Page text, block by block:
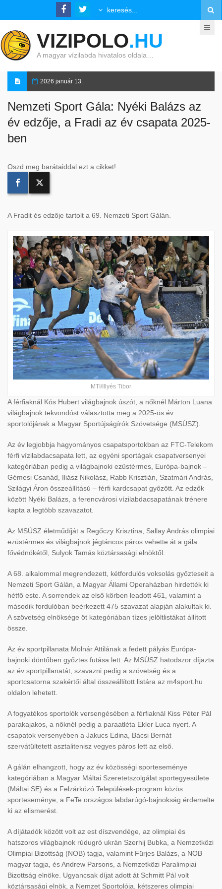
VIZIPOLO.HU
A magyar vízilabda hivatalos oldala…
2026 január 13.
Nemzeti Sport Gála: Nyéki Balázs az
év edzője, a Fradi az év csapata 2025-
ben
Oszd meg barátaiddal ezt a cikket!
A Fradit és edzője tartolt a 69. Nemzeti Sport Gálán.
MTI/Illyés Tibor
A férfiaknál Kós Hubert világbajnok úszót, a nőknél Márton Luana
világbajnok tekvondóst választotta meg a 2025-ös év
sportolójának a Magyar Sportújságírók Szövetsége (MSÚSZ).
Az év legjobbja hagyományos csapatsportokban az FTC-Telekom
férfi vízilabdacsapata lett, az egyéni sportágak csapatversenyei
kategóriában pedig a világbajnoki ezüstérmes, Európa-bajnok –
Gémesi Csanád, Iliász Nikolász, Rabb Krisztián, Szatmári András,
Szilágyi Áron összeállítású – férfi kardcsapat győzött. Az edzők
között Nyéki Balázs, a ferencvárosi vízilabdacsapatának trénere
kapta a legtöbb szavazatot.
Az MSÚSZ életműdíját a Regőczy Krisztina, Sallay András olimpiai
ezüstérmes és világbajnok jégtáncos páros vehette át a gála
fővédnökétől, Sulyok Tamás köztársasági elnöktől.
A 68. alkalommal megrendezett, kétfordulós voksolás győzteseit a
Nemzeti Sport Gálán, a Magyar Állami Operaházban hirdették ki
hétfő este. A sorrendek az első körben leadott 461, valamint a
második fordulóban beérkezett 475 szavazat alapján alakultak ki.
A szövetség elnöksége öt kategóriában tízes jelöltlistákat állított
össze.
Az év sportpillanata Molnár Attilának a fedett pályás Európa-
bajnoki döntőben győztes futása lett. Az MSÚSZ hatodszor díjazta
az év sportpillanatát, szavazni pedig a szövetség és a
sportcsatorna szakértői által összeállított listára az m4sport.hu
oldalon lehetett.
A fogyatékos sportolók versengésében a férfiaknál Kiss Péter Pál
parakajakos, a nőknél pedig a paraatléta Ekler Luca nyert. A
csapatok versenyében a Jakucs Edina, Bácsi Bernát
szervátültetett asztalitenisz vegyes páros lett az első.
A gálán elhangzott, hogy az év közösségi sporteseménye
kategóriában a Magyar Máltai Szeretetszolgálat sportegyesülete
(Máltai SE) és a Felzárkózó Települések-program közös
sporteseménye, a FeTe országos labdarúgó-bajnokság érdemelte
ki az elismerést.
A díjátadók között volt az est díszvendége, az olimpiai és
hatszoros világbajnok rúdugró ukrán Szerhij Bubka, a Nemzetközi
Olimpiai Bizottság (NOB) tagja, valamint Fürjes Balázs, a NOB
magyar tagja, és Andrew Parsons, a Nemzetközi Paralimpiai
Bizottság elnöke. Ugyancsak díjat adott át Schmitt Pál volt
köztársasági elnök, a Nemzet Sportolója, kétszeres olimpiai